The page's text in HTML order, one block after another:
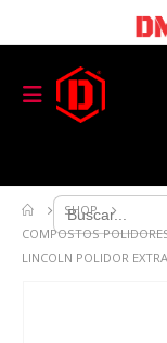
Search
for:
SHOP
COMPOSTOS
LINCOLN POLIDOR